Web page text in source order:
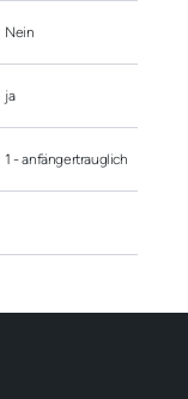
Nein
ja
1 - anfängertrauglich